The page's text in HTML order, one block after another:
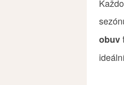
obuv